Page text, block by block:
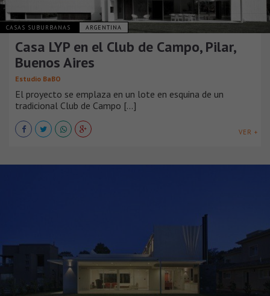
CASAS SUBURBANAS ARGENTINA
Casa LYP en el Club de Campo, Pilar,
Buenos Aires
Estudio BaBO
El proyecto se emplaza en un lote en esquina de un
tradicional Club de Campo [...]
VER +